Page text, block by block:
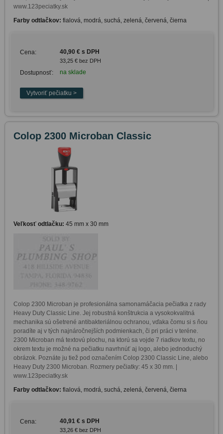
www.123peciatky.sk
Farby odtlačkov: fialová, modrá, suchá, zelená, červená, čierna
Cena: 40,90 € s DPH
33,25 € bez DPH
Dostupnosť: na sklade
Colop 2300 Microban Classic
Veľkosť odtlačku: 45 mm x 30 mm
Colop 2300 Microban je profesionálna samonamáčacia pečiatka z rady
Heavy Duty Classic Line. Jej robustná konštrukcia a vysokokvalitná
mechanika sú ošetrené antibakteriálnou ochranou, vďaka čomu si s ňou
poradíte aj v tých najnáročnejších podmienkach, či pri práci v teréne.
2300 Microban má textovú plochu, na ktorú sa vojde 7 riadkov textu, no
okrem textu je možné na pečiatku navrhnúť aj logo, alebo jednoduchý
obrázok. Poznáte ju tiež pod označením Colop 2300 Classic Line, alebo
Heavy Duty 2300 Microban. Rozmery pečiatky: 45 x 30 mm. |
www.123peciatky.sk
Farby odtlačkov: fialová, modrá, suchá, zelená, červená, čierna
Cena: 40,91 € s DPH
33,26 € bez DPH